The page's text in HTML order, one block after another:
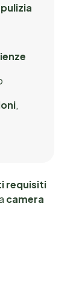
,
requisiti
camera